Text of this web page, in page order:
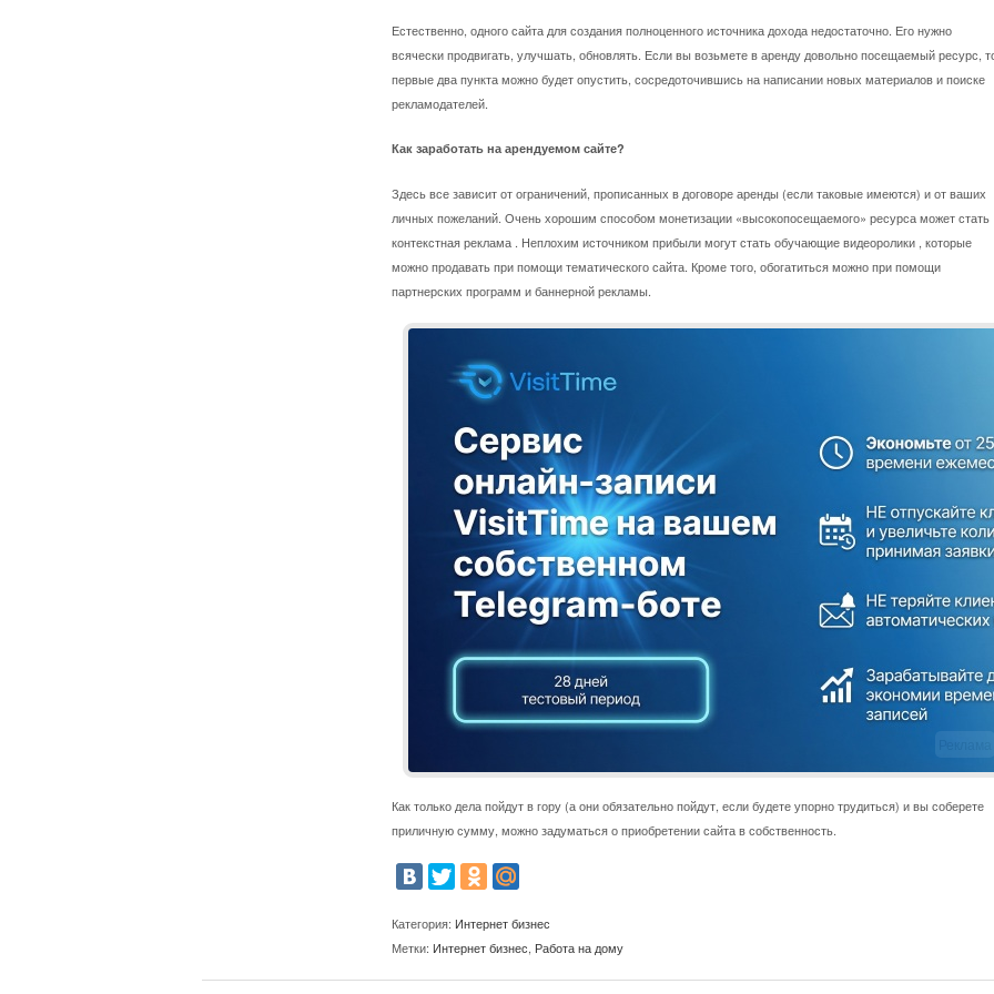
Естественно, одного сайта для создания полноценного источника дохода недостаточно. Его нужно
всячески продвигать, улучшать, обновлять. Если вы возьмете в аренду довольно посещаемый ресурс,
первые два пункта можно будет опустить, сосредоточившись на написании новых материалов и поиске
рекламодателей.
Как заработать на арендуемом сайте?
Здесь все зависит от ограничений, прописанных в договоре аренды (если таковые имеются) и от ваших
личных пожеланий. Очень хорошим способом монетизации «высокопосещаемого» ресурса может стать
контекстная реклама . Неплохим источником прибыли могут стать обучающие видеоролики , которые
можно продавать при помощи тематического сайта. Кроме того, обогатиться можно при помощи
партнерских программ и баннерной рекламы.
Как только дела пойдут в гору (а они обязательно пойдут, если будете упорно трудиться) и вы соберете
приличную сумму, можно задуматься о приобретении сайта в собственность.
Категория: Интернет бизнес
Метки: Интернет бизнес, Работа на дому